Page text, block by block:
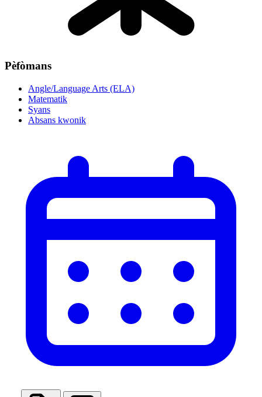
Pèfòmans
Angle/Language Arts (ELA)
Matematik
Syans
Absans kwonik